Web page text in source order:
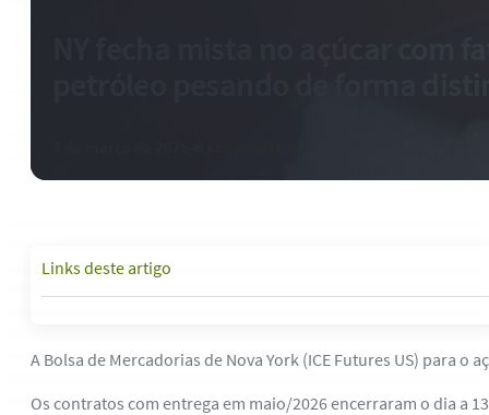
Links deste artigo
A Bolsa de Mercadorias de Nova York (ICE Futures US) para
Os contratos com entrega em maio/2026 encerraram o dia a